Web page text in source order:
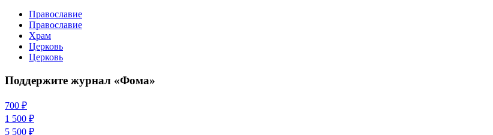
Православие
Православие
Храм
Церковь
Церковь
Поддержите журнал «Фома»
700 ₽
1 500 ₽
5 500 ₽